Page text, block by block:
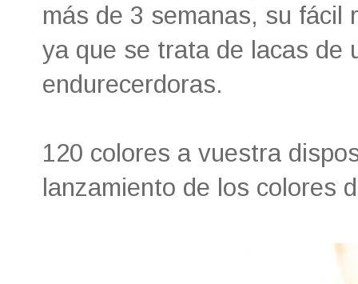
más de 3 semanas, su fácil
ya que se trata de lacas de
endurecerdoras.
120 colores a vuestra
lanzamiento de los colores